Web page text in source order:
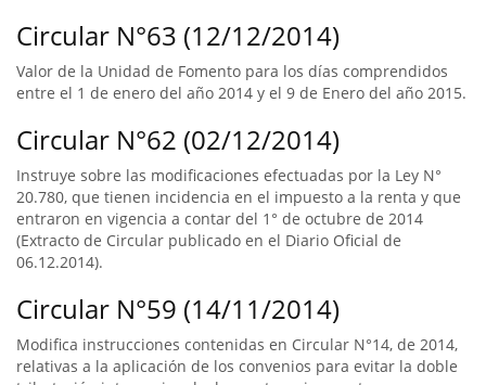
Circular N°63 (12/12/2014)
Valor de la Unidad de Fomento para los días comprendidos
entre el 1 de enero del año 2014 y el 9 de Enero del año 2015.
Circular N°62 (02/12/2014)
Instruye sobre las modificaciones efectuadas por la Ley N°
20.780, que tienen incidencia en el impuesto a la renta y que
entraron en vigencia a contar del 1° de octubre de 2014
(Extracto de Circular publicado en el Diario Oficial de
06.12.2014).
Circular N°59 (14/11/2014)
Modifica instrucciones contenidas en Circular N°14, de 2014,
relativas a la aplicación de los convenios para evitar la doble